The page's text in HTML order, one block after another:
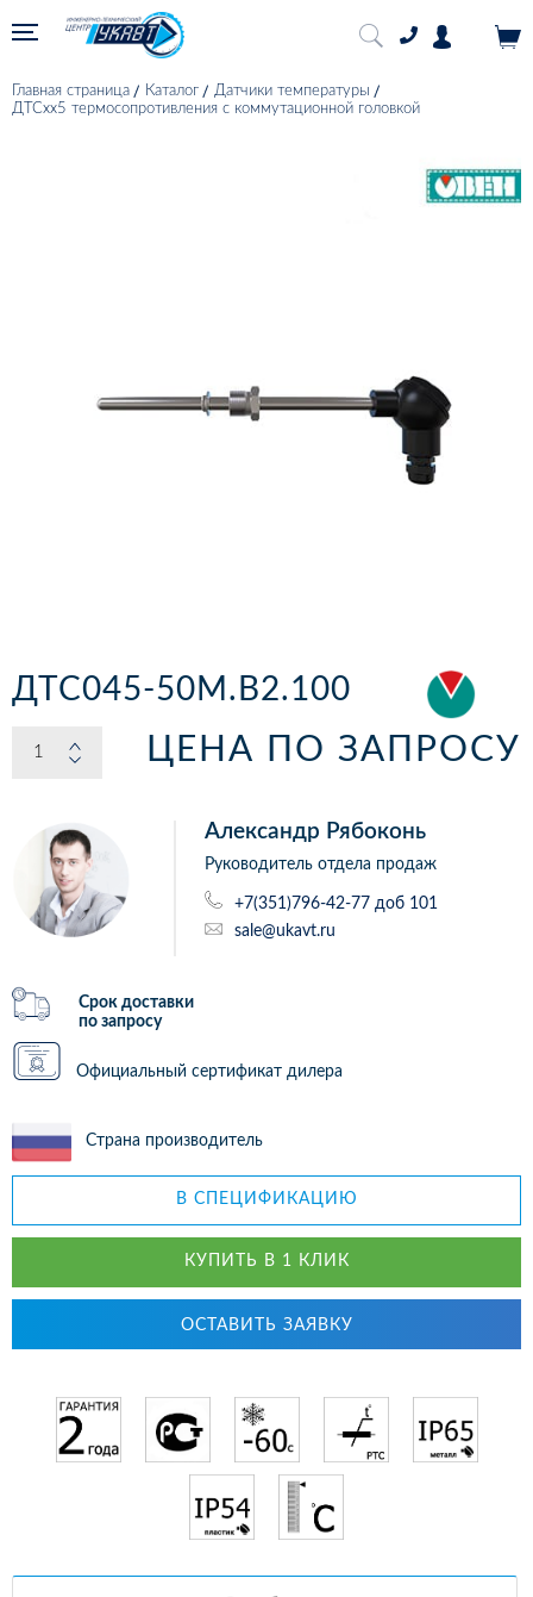
Главная страница Каталог
Датчики температуры
ДТСхх5 термосопротивления с коммутационной головкой
ДТС045-50М.В2.100
ЦЕНА ПО ЗАПРОСУ
Александр Рябоконь
Руководитель отдела продаж
+7(351)796-42-77 доб 101
sale@ukavt.ru
Срок доставки
по запросу
Официальный сертификат дилера
Страна производитель
В СПЕЦИФИКАЦИЮ
КУПИТЬ В 1 КЛИК
ОСТАВИТЬ ЗАЯВКУ